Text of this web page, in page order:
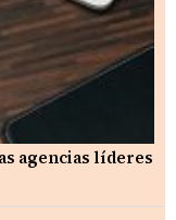
agencias líderes